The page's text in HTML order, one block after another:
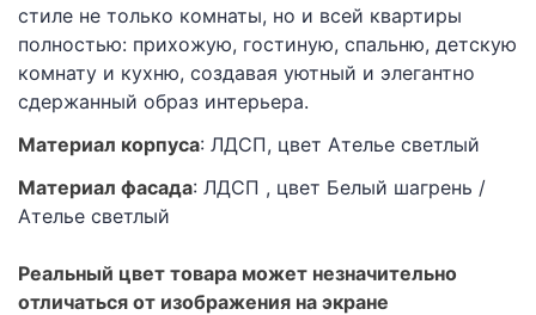
стиле не только комнаты, но и всей квартиры
полностью: прихожую, гостиную, спальню, детскую
комнату и кухню, создавая уютный и элегантно
сдержанный образ интерьера.
Материал корпуса: ЛДСП, цвет Ателье светлый
Материал фасада: ЛДСП , цвет Белый шагрень /
Ателье светлый
Реальный цвет товара может незначительно
отличаться от изображения на экране